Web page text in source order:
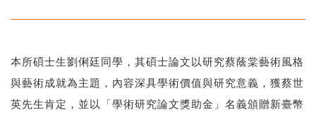
本所碩士生劉俐廷同學，其碩士論文以研究蔡蔭棠藝術風格
與藝術成就為主題，內容深具學術價值與研究意義，獲蔡世
英先生肯定，並以「學術研究論文獎助金」名義頒贈新臺幣